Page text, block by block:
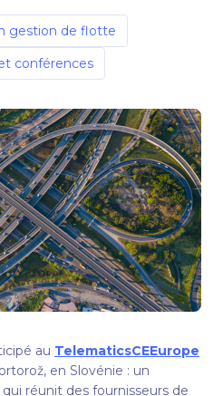
gestion de flotte
conférences
au TelematicsCEEurope
en Slovénie : un
réunit des fournisseurs de